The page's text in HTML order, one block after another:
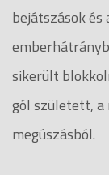
bejátszások és
sikerült
gól született, a
megúszásból.